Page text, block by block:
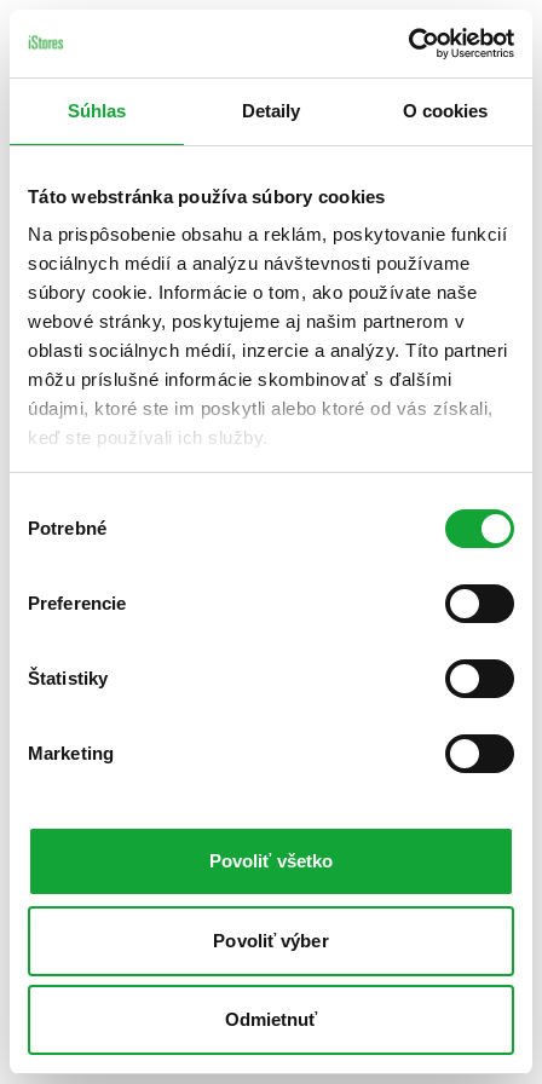
Súhlas Detaily O cookies
Táto webstránka používa súbory cookies
Na prispôsobenie obsahu a reklám, poskytovanie funkcií
sociálnych médií a analýzu návštevnosti používame
súbory cookie. Informácie o tom, ako používate naše
webové stránky, poskytujeme aj našim partnerom v
oblasti sociálnych médií, inzercie a analýzy. Títo partneri
môžu príslušné informácie skombinovať s ďalšími
údajmi, ktoré ste im poskytli alebo ktoré od vás získali,
keď ste používali ich služby.
súhlasu
Potrebné
Preferencie
Štatistiky
Marketing
Povoliť všetko
Povoliť výber
Odmietnuť